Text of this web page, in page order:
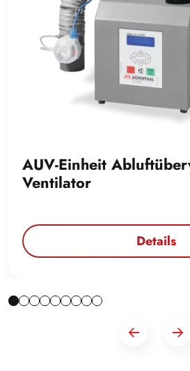
AUV-Einheit
Ventilator
Details